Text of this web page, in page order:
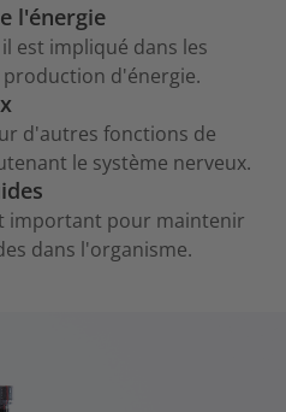
l'énergie
est impliqué dans les
production d'énergie.
d'autres fonctions de
le système nerveux.
important pour maintenir
dans l'organisme.